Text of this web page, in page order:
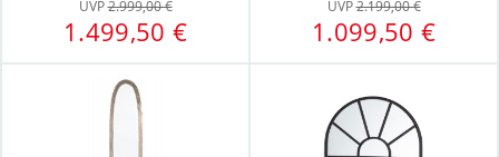
UVP2.999,00 €
1.499,50 €
UVP2.199,00 €
1.099,50 €